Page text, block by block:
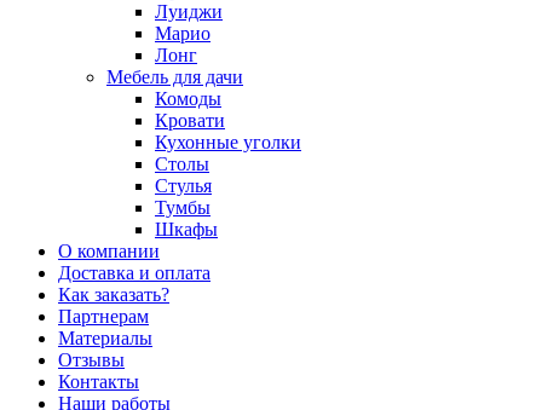
Луиджи
Марио
Лонг
Мебель для дачи
Комоды
Кровати
Кухонные уголки
Столы
Стулья
Тумбы
Шкафы
О компании
Доставка и оплата
Как заказать?
Партнерам
Материалы
Отзывы
Контакты
Наши работы